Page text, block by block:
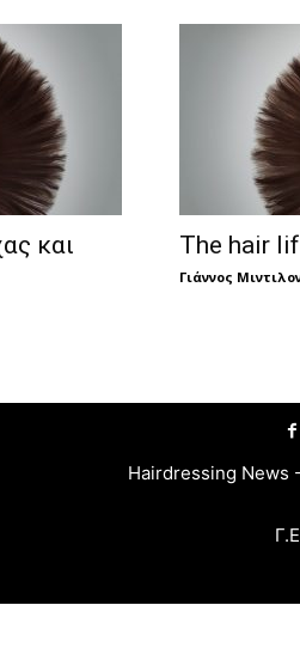
και
The hair
Γιάννος
Hairdressing News